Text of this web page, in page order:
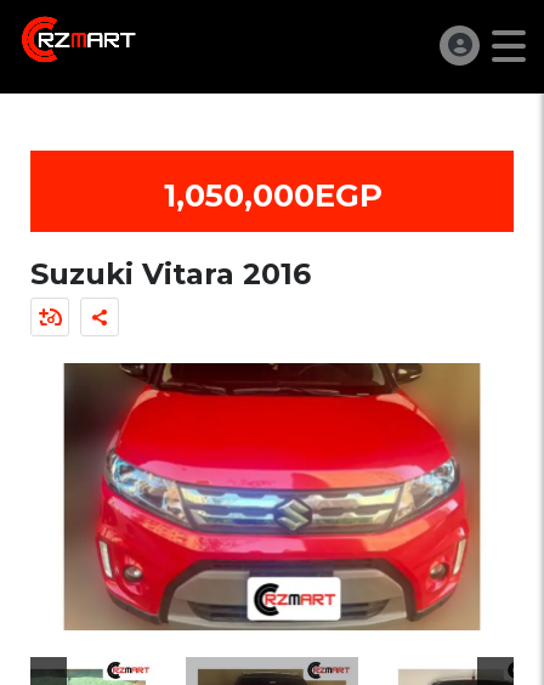
1,050,000EGP
Suzuki Vitara 2016